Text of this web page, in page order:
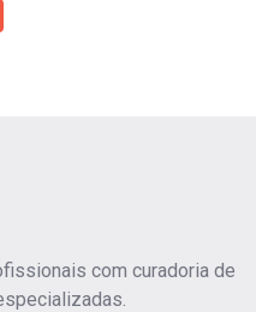
com curadoria de